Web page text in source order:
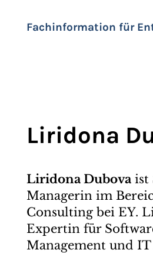
Fachinformation für
Liridona
Liridona Dubovaist
Managerin im
Consulting bei EY.
Expertin für
Management und IT